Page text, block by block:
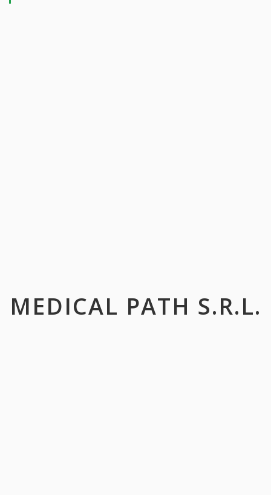
MEDICAL PATH S.R.L.